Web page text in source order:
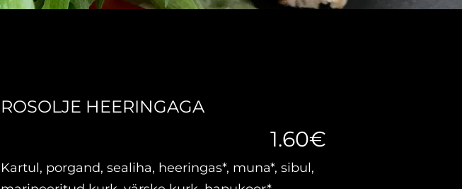
ROSOLJE HEERINGAGA
1.60€
Kartul, porgand, sealiha, heeringas*, muna*, sibul,